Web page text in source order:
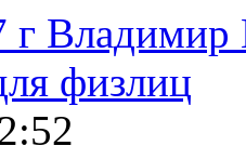
г
физлиц